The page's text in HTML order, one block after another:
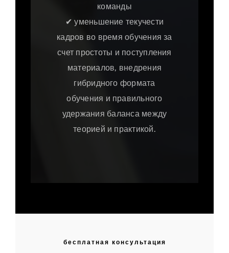
команды
✔ уменьшение текучести
кадров во время обучения за
счет простоты и поступления
материалов, внедрения
гибридного формата
обучения и правильного
удержания баланса между
теорией и практикой.
бесплатная консультация